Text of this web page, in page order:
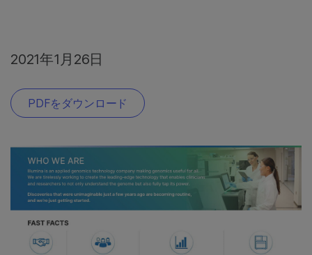
2021年1月26日
PDFをダウンロード